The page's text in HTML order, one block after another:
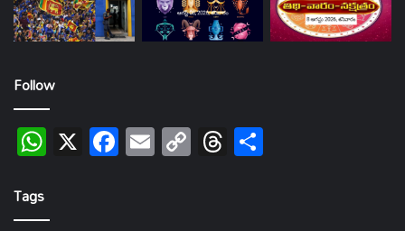
Follow
WhatsApp
X Facebook
EmailCopy
Link
Threads
Tags